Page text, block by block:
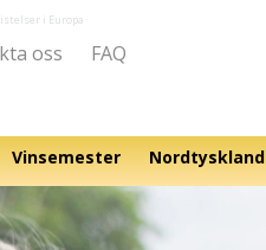
i Europa
oss FAQ
Vinsemester Nordtyskland